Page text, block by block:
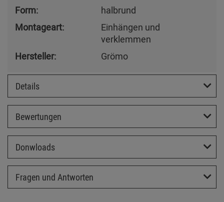
Form:
halbrund
Montageart:
Einhängen und
verklemmen
Hersteller:
Grömo
Details
Bewertungen
Donwloads
Fragen und Antworten